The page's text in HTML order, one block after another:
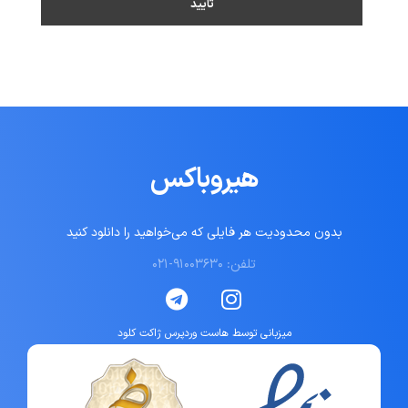
هیروباکس
بدون محدودیت هر فایلی که می‌خواهید را دانلود کنید
تلفن: ۹۱۰۰۳۶۳۰-۰۲۱
میزبانی توسط هاست وردپرس ژاکت کلود